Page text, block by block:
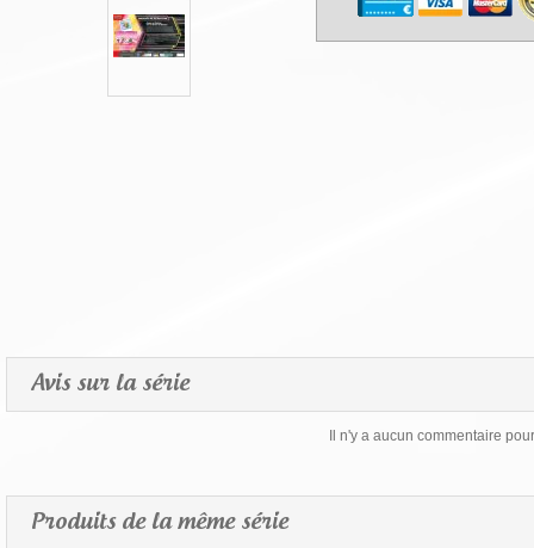
Avis sur la série
Il n'y a aucun commentaire
Produits de la même série